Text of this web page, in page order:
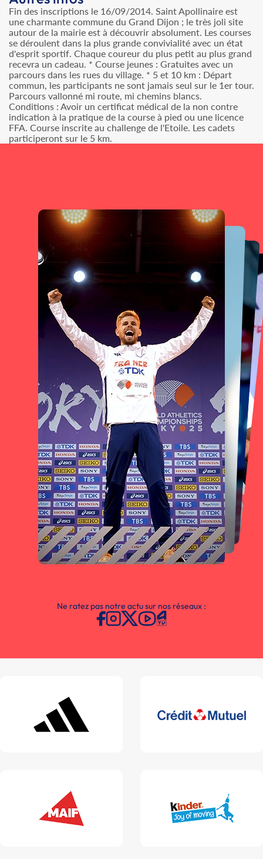
Fin des inscriptions le 16/09/2014. Saint Apollinaire est
une charmante commune du Grand Dijon ; le très joli site
autour de la mairie est à découvrir absolument. Les courses
se déroulent dans la plus grande convivialité avec un état
d'esprit sportif. Chaque coureur du plus petit au plus grand
recevra un cadeau. * Course jeunes : Gratuites avec un
parcours dans les rues du village. * 5 et 10 km : Départ
commun, les participants ne sont jamais seul sur le 1er tour.
Parcours vallonné mi route, mi chemins blancs.
Conditions : Avoir un certificat médical de la non contre
indication à la pratique de la course à pied ou une licence
FFA. Course inscrite au challenge de l'Etoile. Les cadets
participeront sur le 5 km.
Ne ratez pas notre actu sur nos réseaux :